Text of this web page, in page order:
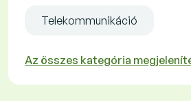
Telekommunikáció
Az összes kategória